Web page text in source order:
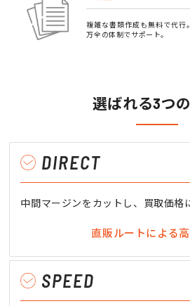
複雑な書類作成も無料で代行
万全の体制でサポート。
選ばれる3つ
DIRECT
中間マージンをカットし、買取価格
直販ルートによる
SPEED